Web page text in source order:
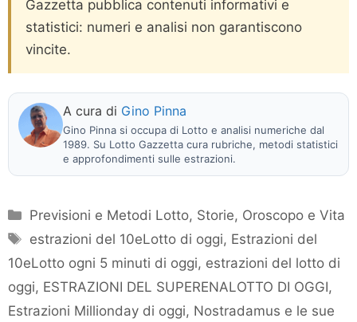
Gazzetta pubblica contenuti informativi e
statistici: numeri e analisi non garantiscono
vincite.
A cura di Gino Pinna
Gino Pinna si occupa di Lotto e analisi numeriche dal
1989. Su Lotto Gazzetta cura rubriche, metodi statistici
e approfondimenti sulle estrazioni.
Categorie
Previsioni e Metodi Lotto, Storie, Oroscopo e Vita
Tag
estrazioni del 10eLotto di oggi, Estrazioni del
10eLotto ogni 5 minuti di oggi, estrazioni del lotto di
oggi, ESTRAZIONI DEL SUPERENALOTTO DI OGGI,
Estrazioni Millionday di oggi, Nostradamus e le sue